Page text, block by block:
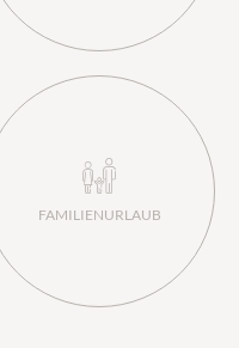
FAMILIENURLAUB